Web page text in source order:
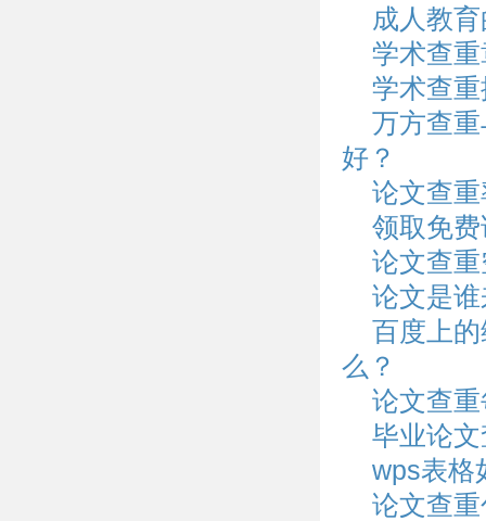
成人教
学术查
学术查
万方查
好？
论文查
领取免
论文查
论文是
百度上
么？
论文查
毕业论
wps表格
论文查